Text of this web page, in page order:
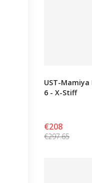
UST-Mamiya
6 - X-Stiff
€208
€297.65